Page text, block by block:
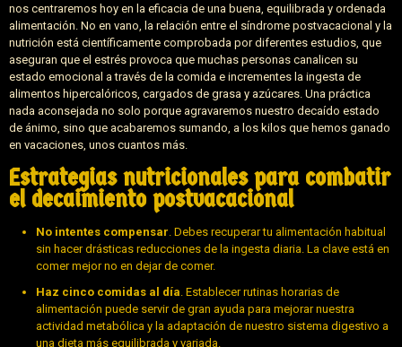
nos centraremos hoy en la eficacia de una buena, equilibrada y ordenada
alimentación. No en vano, la relación entre el síndrome postvacacional y la
nutrición está científicamente comprobada por diferentes estudios, que
aseguran que el estrés provoca que muchas personas canalicen su
estado emocional a través de la comida e incrementes la ingesta de
alimentos hipercalóricos, cargados de grasa y azúcares. Una práctica
nada aconsejada no solo porque agravaremos nuestro decaído estado
de ánimo, sino que acabaremos sumando, a los kilos que hemos ganado
en vacaciones, unos cuantos más.
Estrategias nutricionales para combatir
el decaimiento postvacacional
No intentes compensar. Debes recuperar tu alimentación habitual
sin hacer drásticas reducciones de la ingesta diaria. La clave está en
comer mejor no en dejar de comer.
Haz cinco comidas al día. Establecer rutinas horarias de
alimentación puede servir de gran ayuda para mejorar nuestra
actividad metabólica y la adaptación de nuestro sistema digestivo a
una dieta más equilibrada y variada.